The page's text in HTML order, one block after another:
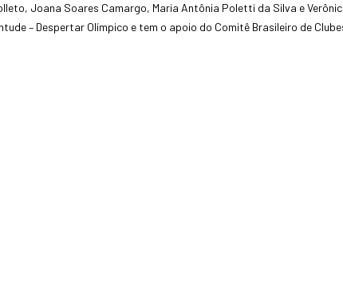
Joana Soares Camargo, Maria Antônia Poletti da Silva e
– Despertar Olímpico e tem o apoio do Comitê Brasileiro de